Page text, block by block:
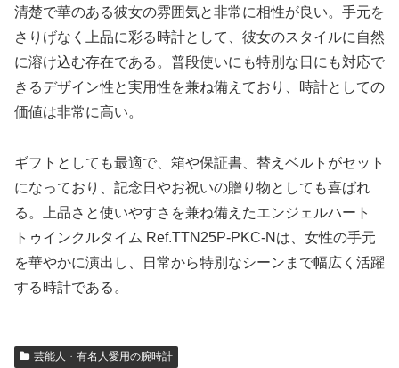
清楚で華のある彼女の雰囲気と非常に相性が良い。手元を
さりげなく上品に彩る時計として、彼女のスタイルに自然
に溶け込む存在である。普段使いにも特別な日にも対応で
きるデザイン性と実用性を兼ね備えており、時計としての
価値は非常に高い。
ギフトとしても最適で、箱や保証書、替えベルトがセット
になっており、記念日やお祝いの贈り物としても喜ばれ
る。上品さと使いやすさを兼ね備えたエンジェルハート
トゥインクルタイム Ref.TTN25P‑PKC‑Nは、女性の手元
を華やかに演出し、日常から特別なシーンまで幅広く活躍
する時計である。
芸能人・有名人愛用の腕時計